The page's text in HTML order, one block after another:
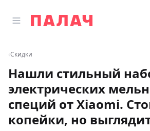
Открыть главное меню
Палач
‹Скидки
Нашли стильный
электрических
специй от Xiaomi.
копейки, но